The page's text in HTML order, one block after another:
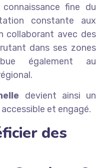
fine du
constante aux
collaborant avec des
dans ses zones
également au
devient ainsi un
et engagé.
des